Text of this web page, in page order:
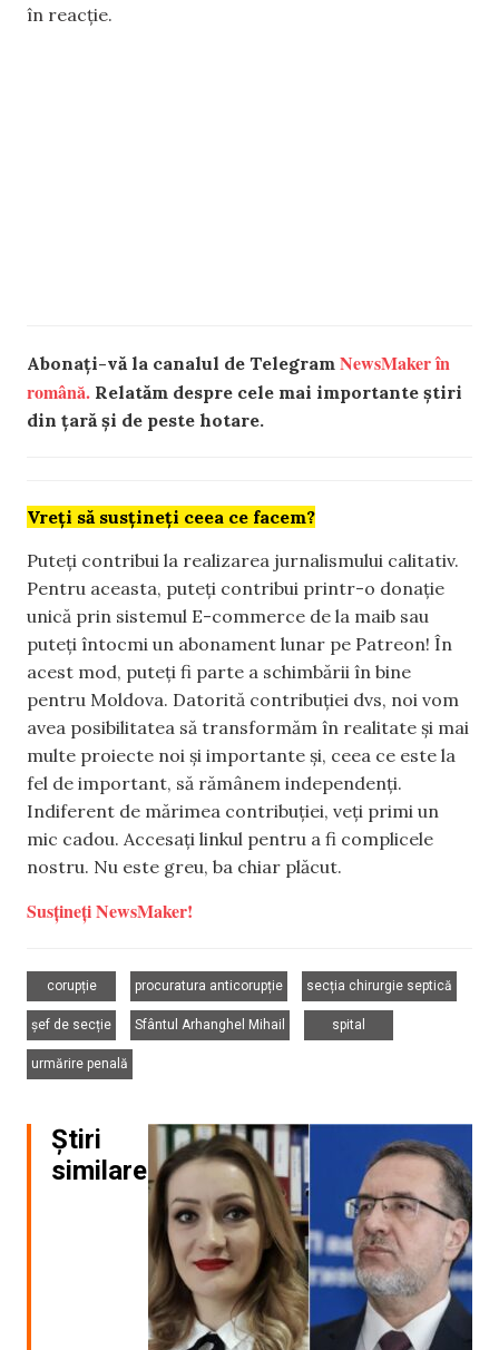
în reacție.
Abonați-vă la canalul de Telegram NewsMaker în
română. Relatăm despre cele mai importante știri
din țară și de peste hotare.
Vreți să susțineți ceea ce facem?
Puteți contribui la realizarea jurnalismului calitativ.
Pentru aceasta, puteți contribui printr-o donație
unică prin sistemul E-commerce de la maib sau
puteți întocmi un abonament lunar pe Patreon! În
acest mod, puteți fi parte a schimbării în bine
pentru Moldova. Datorită contribuției dvs, noi vom
avea posibilitatea să transformăm în realitate și mai
multe proiecte noi și importante și, ceea ce este la
fel de important, să rămânem independenți.
Indiferent de mărimea contribuției, veți primi un
mic cadou. Accesați linkul pentru a fi complicele
nostru. Nu este greu, ba chiar plăcut.
Susțineți NewsMaker!
corupție
procuratura anticorupție
secția chirurgie septică
șef de secție
Sfântul Arhanghel Mihail
spital
urmărire penală
Știri
similare